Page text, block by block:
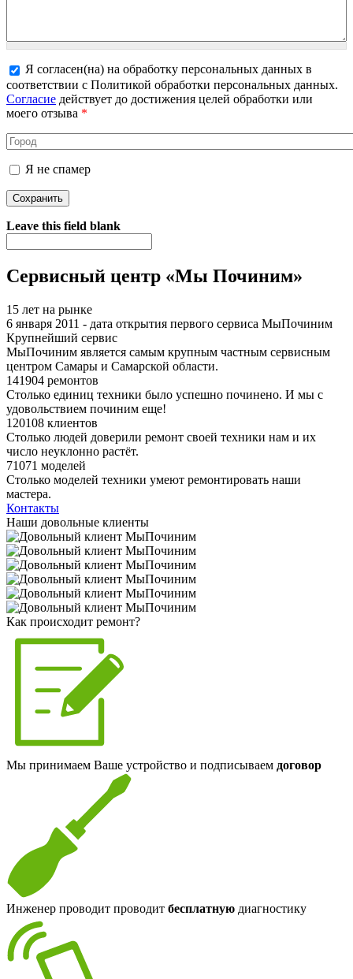
Более подробная информация о текстовых форматах
Я согласен(на) на обработку персональных данных в
соответствии с Политикой обработки персональных данных.
Согласие действует до достижения целей обработки или
моего отзыва *
Город
Я не спамер
Я спамер
Leave this field blank
Сервисный центр «Мы Починим»
15 лет на рынке
6 января 2011 - дата открытия первого сервиса МыПочиним
Крупнейший сервис
МыПочиним является самым крупным частным сервисным
центром Самары и Самарской области.
141904 ремонтов
Столько единиц техники было успешно починено. И мы с
удовольствием починим еще!
120108 клиентов
Столько людей доверили ремонт своей техники нам и их
число неуклонно растёт.
71071 моделей
Столько моделей техники умеют ремонтировать наши
мастера.
Контакты
Наши довольные клиенты
Как происходит ремонт?
Мы принимаем Ваше устройство и подписываем договор
Инженер проводит проводит бесплатную диагностику